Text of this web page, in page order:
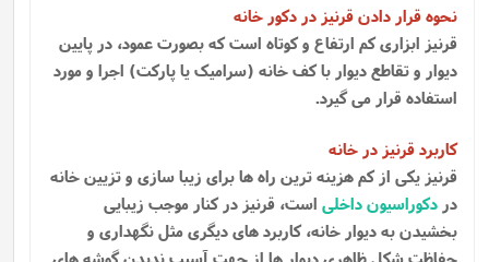
نحوه قرار دادن قرنیز در دکور خانه
قرنیز ابزاری کم ارتفاع و کوتاه است که بصورت عمود، در پایین
دیوار و تقاطع دیوار با کف خانه (سرامیک یا پارکت) اجرا و مورد
استفاده قرار می گیرد.
کاربرد قرنیز در خانه
قرنیز یکی از کم هزینه ترین راه ها برای زیبا سازی و تزیین خانه
در دکوراسیون داخلی است، قرنیز در کنار موجب زیبایی
بخشیدن به دیوار خانه، کاربرد های دیگری مثل نگهداری و